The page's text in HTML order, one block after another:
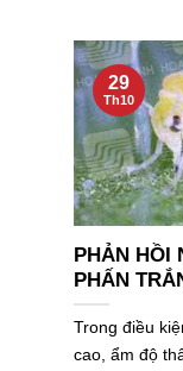
PHẢN HỒI
PHẤN
Trong điều
cao, ẩm độ
29
Th10